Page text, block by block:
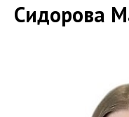
Сидорова